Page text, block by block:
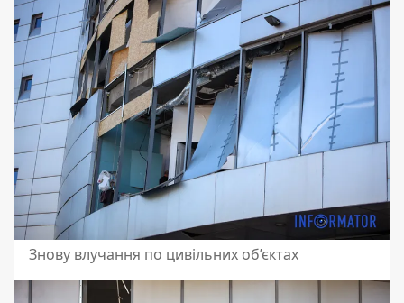
Знову влучання по цивільних об’єктах